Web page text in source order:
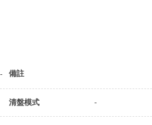
備註
-
清盤模式 -